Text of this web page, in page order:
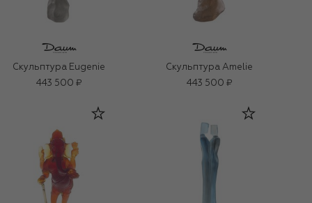
Скульптура Eugenie
443 500 ₽
Скульптура Amelie
443 500 ₽